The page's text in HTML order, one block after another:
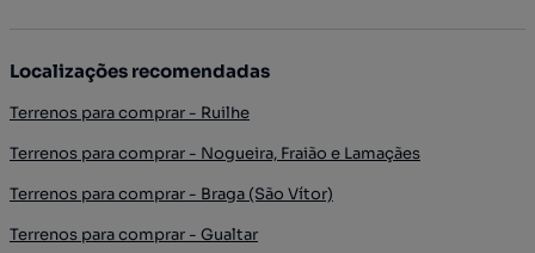
Localizações recomendadas
Terrenos para comprar - Ruilhe
Terrenos para comprar - Nogueira, Fraião e Lamaçães
Terrenos para comprar - Braga (São Vítor)
Terrenos para comprar - Gualtar